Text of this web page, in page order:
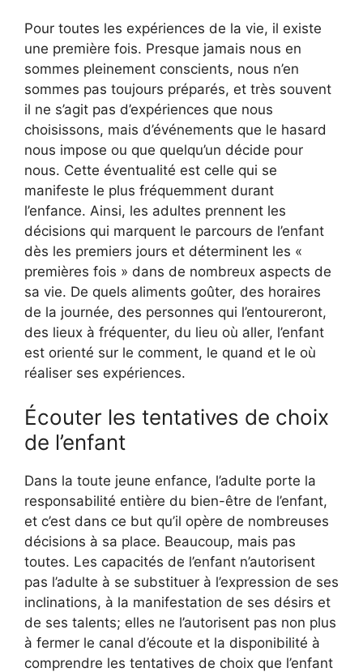
Pour toutes les expériences de la vie, il existe
une première fois. Presque jamais nous en
sommes pleinement conscients, nous n’en
sommes pas toujours préparés, et très souvent
il ne s’agit pas d’expériences que nous
choisissons, mais d’événements que le hasard
nous impose ou que quelqu’un décide pour
nous. Cette éventualité est celle qui se
manifeste le plus fréquemment durant
l’enfance. Ainsi, les adultes prennent les
décisions qui marquent le parcours de l’enfant
dès les premiers jours et déterminent les «
premières fois » dans de nombreux aspects de
sa vie. De quels aliments goûter, des horaires
de la journée, des personnes qui l’entoureront,
des lieux à fréquenter, du lieu où aller, l’enfant
est orienté sur le comment, le quand et le où
réaliser ses expériences.
Écouter les tentatives de choix
de l’enfant
Dans la toute jeune enfance, l’adulte porte la
responsabilité entière du bien-être de l’enfant,
et c’est dans ce but qu’il opère de nombreuses
décisions à sa place. Beaucoup, mais pas
toutes. Les capacités de l’enfant n’autorisent
pas l’adulte à se substituer à l’expression de ses
inclinations, à la manifestation de ses désirs et
de ses talents; elles ne l’autorisent pas non plus
à fermer le canal d’écoute et la disponibilité à
comprendre les tentatives de choix que l’enfant